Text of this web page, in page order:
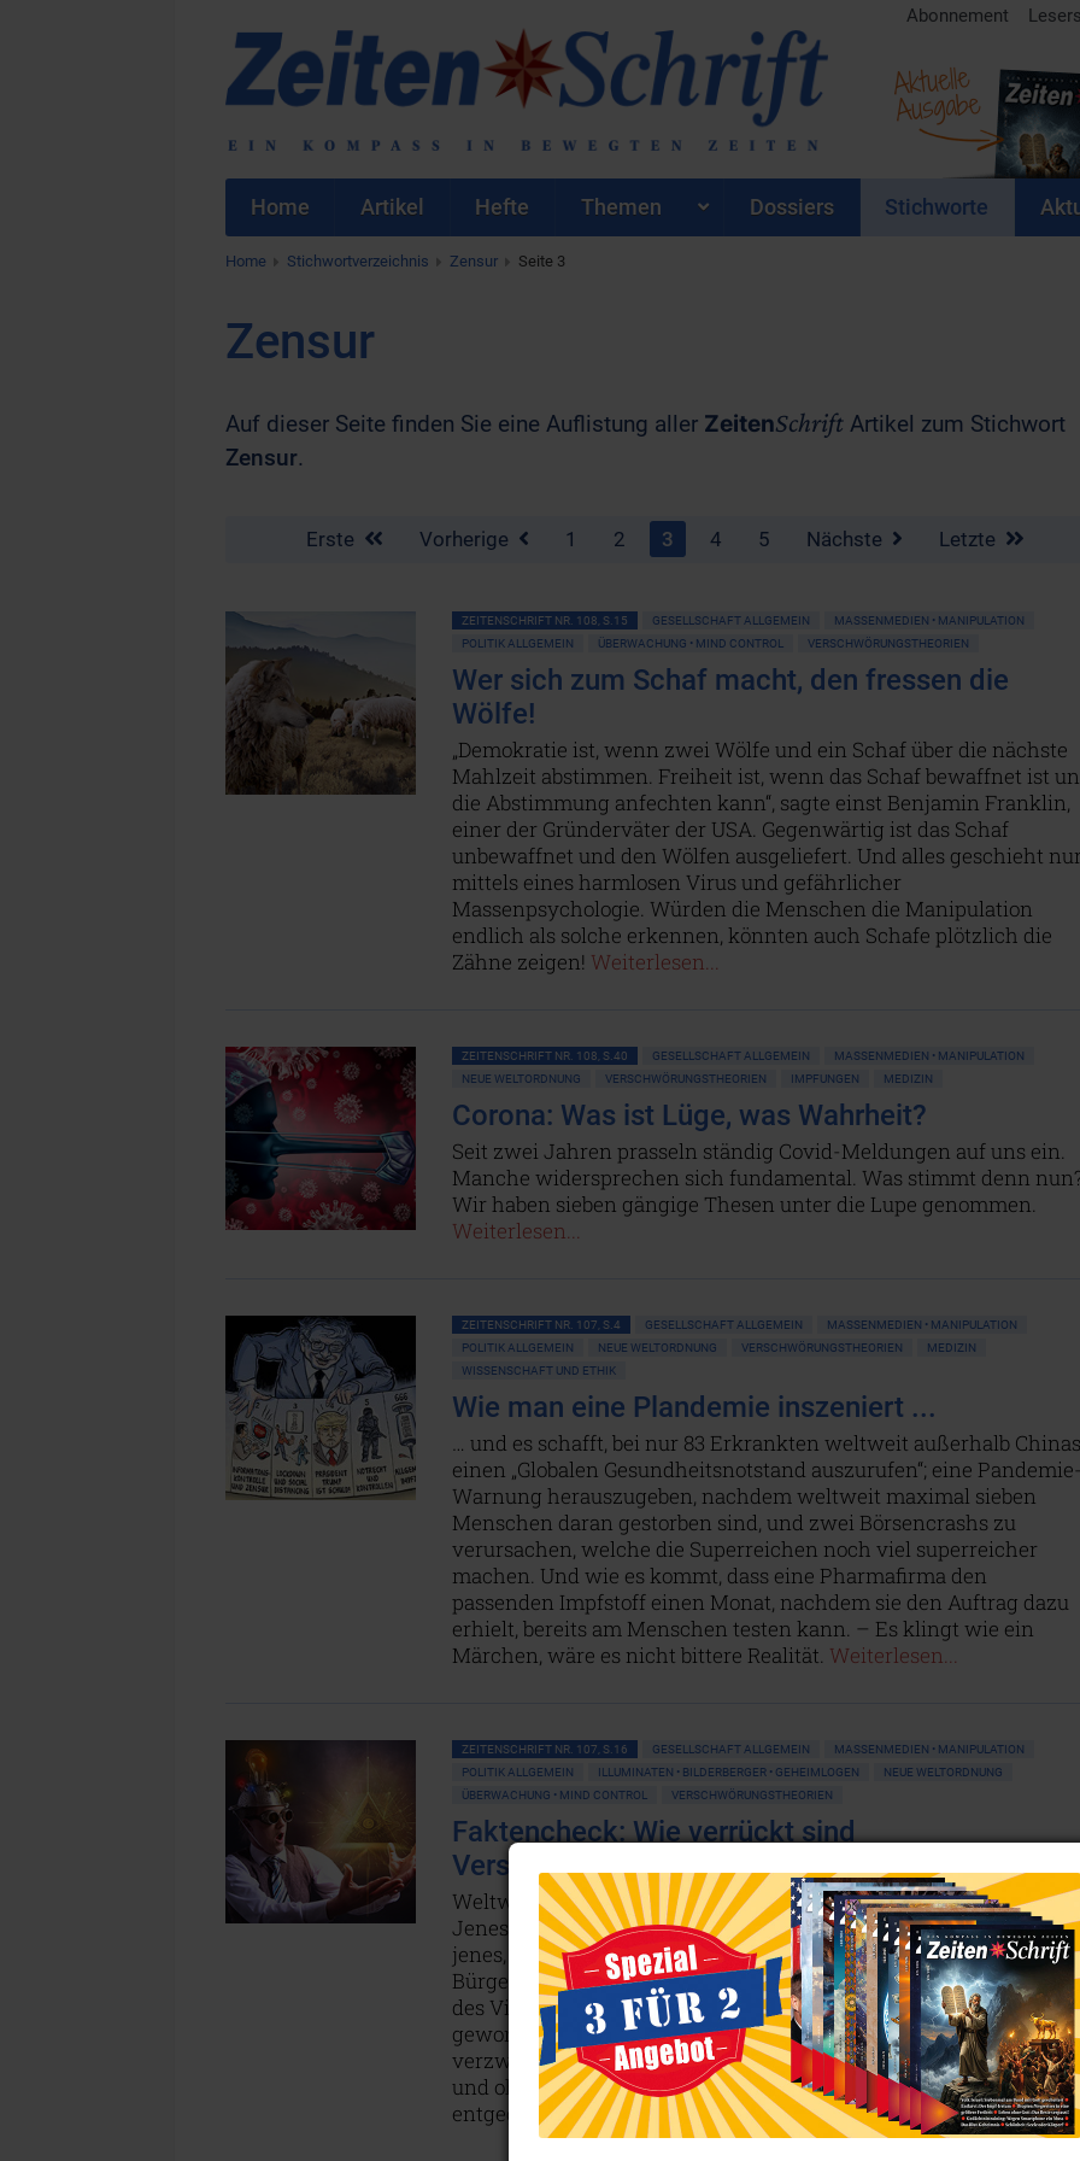
Abonnement
Aktuelle
Ausgabe
Home Artikel Hefte Themen Dossiers Stichworte
Home Stichwortverzeichnis Zensur Seite 3
Zensur
Auf dieser Seite finden Sie eine Auflistung aller ZeitenSchrift Artikel zum Stichwort
Zensur.
Erste Vorherige 1 2 3 4 5 Nächste Letzte
ZEITENSCHRIFT NR. 108, S.15 GESELLSCHAFT ALLGEMEIN
MASSENMEDIEN • MANIPULATION
POLITIK ALLGEMEIN
ÜBERWACHUNG • MIND CONTROL VERSCHWÖRUNGSTHEORIEN
Wer sich zum Schaf macht, den fressen die
Wölfe!
„Demokratie ist, wenn zwei Wölfe und ein Schaf über die nächste
Mahlzeit abstimmen. Freiheit ist, wenn das Schaf bewaffnet ist
die Abstimmung anfechten kann“, sagte einst Benjamin Franklin,
einer der Gründerväter der USA. Gegenwärtig ist das Schaf
unbewaffnet und den Wölfen ausgeliefert. Und alles geschieht
mittels eines harmlosen Virus und gefährlicher
Massenpsychologie. Würden die Menschen die Manipulation
endlich als solche erkennen, könnten auch Schafe plötzlich die
Zähne zeigen! Weiterlesen...
ZEITENSCHRIFT NR. 108, S.40 GESELLSCHAFT ALLGEMEIN
MASSENMEDIEN • MANIPULATION
NEUE WELTORDNUNG
VERSCHWÖRUNGSTHEORIEN IMPFUNGEN MEDIZIN
Corona: Was ist Lüge, was Wahrheit?
Seit zwei Jahren prasseln ständig Covid-Meldungen auf uns ein.
Manche widersprechen sich fundamental. Was stimmt denn
Wir haben sieben gängige Thesen unter die Lupe genommen.
Weiterlesen...
ZEITENSCHRIFT NR. 107, S.4 GESELLSCHAFT ALLGEMEIN
MASSENMEDIEN • MANIPULATION
POLITIK ALLGEMEIN
NEUE WELTORDNUNG VERSCHWÖRUNGSTHEORIEN
MEDIZIN
WISSENSCHAFT UND ETHIK
Wie man eine Plandemie inszeniert ...
… und es schafft, bei nur 83 Erkrankten weltweit außerhalb Chinas
einen „Globalen Gesundheitsnotstand auszurufen“; eine
Warnung herauszugeben, nachdem weltweit maximal sieben
Menschen daran gestorben sind, und zwei Börsencrashs zu
verursachen, welche die Superreichen noch viel superreicher
machen. Und wie es kommt, dass eine Pharmafirma den
passenden Impfstoff einen Monat, nachdem sie den Auftrag dazu
erhielt, bereits am Menschen testen kann. – Es klingt wie ein
Märchen, wäre es nicht bittere Realität. Weiterlesen...
ZEITENSCHRIFT NR. 107, S.16 GESELLSCHAFT ALLGEMEIN
MASSENMEDIEN • MANIPULATION
POLITIK ALLGEMEIN
ILLUMINATEN • BILDERBERGER • GEHEIMLOGEN
NEUE WELTORDNUNG
ÜBERWACHUNG • MIND CONTROL
VERSCHWÖRUNGSTHEORIEN
Faktencheck: Wie verrückt sind
Verschwörungstheoretiker?
Weltweit spaltet sich die Menschheit in zwei verfeindete Lager
Jenes, das Corona als potenziell tödliche Seuche fürchtet, und
jenes, das darin vor allem ein Instrument sieht, um die
Bürgerrechte dauerhaft zu beschränken, jedoch die Gefährlichkeit
des Virus negiert. Ersteres bezeichnet Letzteres als „verrückt
gewordene Verschwörungstheoretiker“, während Letzteres
verzweifelt angesichts der vielen schlafenden Schafe, die willig
und ohne einmal zu blöken dem Henker aller Freiheit
entgegentrotten. Wo liegt die Wahrheit?Weiterlesen...